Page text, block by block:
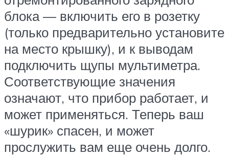
блока — включить его в розетку
(только предварительно установите
на место крышку), и к выводам
подключить щупы мультиметра.
Соответствующие значения
означают, что прибор работает, и
может применяться. Теперь ваш
«шурик» спасен, и может
прослужить вам еще очень долго.